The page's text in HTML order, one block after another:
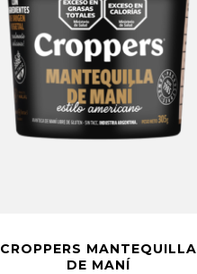
CROPPERS MANTEQUILLA
DE MANÍ